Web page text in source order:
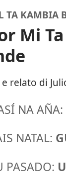
TA KAMBIA
Mi
e relato di
NA AÑA:
NATAL:
PASADO: